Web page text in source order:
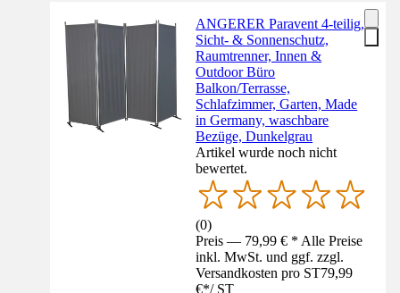
ANGERER Paravent 4-teilig,
Sicht- & Sonnenschutz,
Raumtrenner, Innen &
Outdoor Büro
Balkon/Terrasse,
Schlafzimmer, Garten, Made
in Germany, waschbare
Bezüge, Dunkelgrau
Artikel wurde noch nicht
bewertet.
(0)
Preis — 79,99 € * Alle Preise
inkl. MwSt. und ggf. zzgl.
Versandkosten pro ST79,99
€*/ ST